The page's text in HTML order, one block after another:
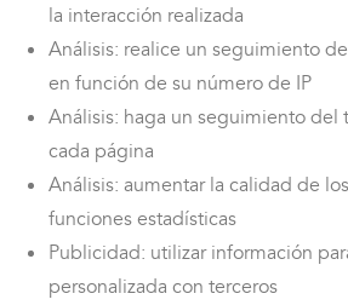
la interacción realizada
Análisis: realice un seguimiento
en función de su número de IP
Análisis: haga un seguimiento del
cada página
Análisis: aumentar la calidad de
funciones estadísticas
Publicidad: utilizar información
personalizada con terceros